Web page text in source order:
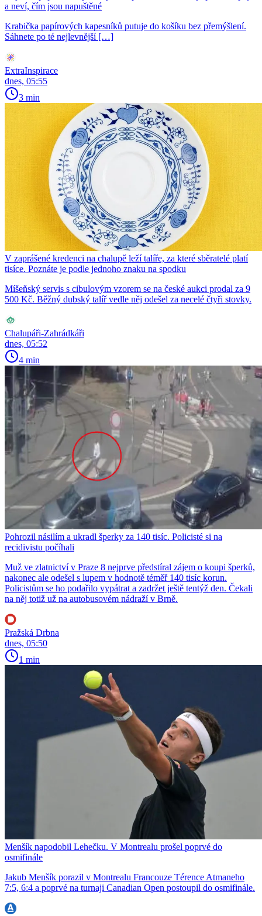
a neví, čím jsou napuštěné
Krabička papírových kapesníků putuje do košíku bez přemýšlení.
Sáhnete po té nejlevnější […]
ExtraInspirace
dnes, 05:55
3 min
V zaprášené kredenci na chalupě leží talíře, za které sběratelé platí
tisíce. Poznáte je podle jednoho znaku na spodku
Míšeňský servis s cibulovým vzorem se na české aukci prodal za 9
500 Kč. Běžný dubský talíř vedle něj odešel za necelé čtyři stovky.
Chalupáři-Zahrádkáři
dnes, 05:52
4 min
Pohrozil násilím a ukradl šperky za 140 tisíc. Policisté si na
recidivistu počíhali
Muž ve zlatnictví v Praze 8 nejprve předstíral zájem o koupi šperků,
nakonec ale odešel s lupem v hodnotě téměř 140 tisíc korun.
Policistům se ho podařilo vypátrat a zadržet ještě tentýž den. Čekali
na něj totiž už na autobusovém nádraží v Brně.
Pražská Drbna
dnes, 05:50
1 min
Menšík napodobil Lehečku. V Montrealu prošel poprvé do
osmifinále
Jakub Menšík porazil v Montrealu Francouze Térence Atmaneho
7:5, 6:4 a poprvé na turnaji Canadian Open postoupil do osmifinále.